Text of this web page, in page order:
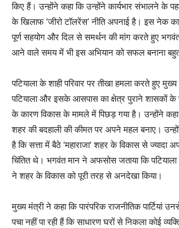
किए हैं। उन्होंने कहा कि उन्होंने कार्यभार संभालने के
के खिलाफ ‘जीरो टॉलरेंस’ नीति अपनाई है। इस नेक
पूर्ण सहयोग और दिल से समर्थन की मांग करते हुए
आने वाले समय में भी इस अभियान को सफल बनाना
पटियाला के शाही परिवार पर तीखा हमला करते हुए
पटियाला और इसके आसपास का क्षेत्र पुराने शासकों के
के कारण विकास के मामले में पिछड़ गया है। उन्होंने कहा
शहर की बदहाली की कीमत पर अपने महल बनाए।
है कि सत्ता में बैठे ‘महाराजा’ शहर के विकास से ज्यादा
चिंतित थे। भगवंत मान ने अफसोस जताया कि
ने शहर के विकास को पूरी तरह से अनदेखा किया।
मुख्य मंत्री ने कहा कि पारंपरिक राजनीतिक पार्टियां
पचा नहीं पा रही हैं कि साधारण घरों से निकला कोई